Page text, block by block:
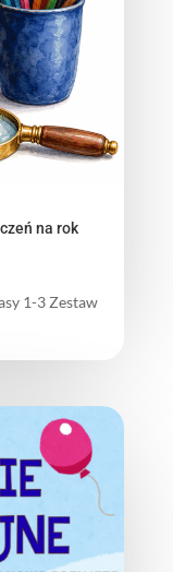
na rok
1-3 Zestaw